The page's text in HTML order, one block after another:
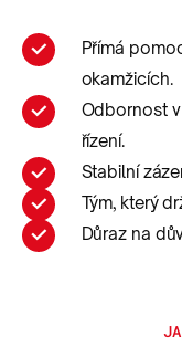
Přímá
okamžicích.
Odbornost
řízení.
Stabilní
Tým, který
Důraz na